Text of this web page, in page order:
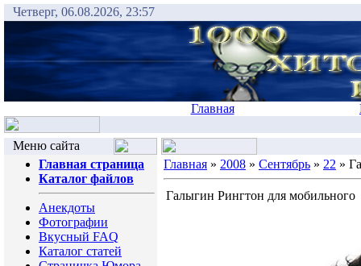
Четверг, 06.08.2026, 23:57
Главная
Меню сайта
Главная страница
Каталог файлов
Анекдоты
Фотографии
Вкусный FAQ
Каталог статей
Главная » 2008 » Сентябрь » 22 »
Галыгин Рингтон для мобильного